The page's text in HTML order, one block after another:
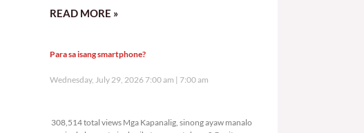
READ MORE »
Para sa isang smartphone?
Wednesday, July 29, 2026 7:00 am 7:00 am
308,514 total views Mga Kapanalig, sinong ayaw manalo